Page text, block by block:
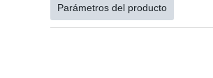
Parámetros del producto